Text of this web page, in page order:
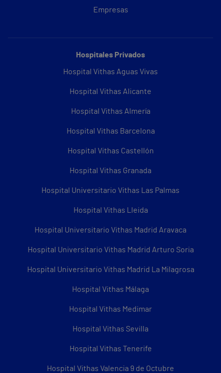
Empresas
Hospitales Privados
Hospital Vithas Aguas Vivas
Hospital Vithas Alicante
Hospital Vithas Almería
Hospital Vithas Barcelona
Hospital Vithas Castellón
Hospital Vithas Granada
Hospital Universitario Vithas Las Palmas
Hospital Vithas Lleida
Hospital Universitario Vithas Madrid Aravaca
Hospital Universitario Vithas Madrid Arturo Soria
Hospital Universitario Vithas Madrid La Milagrosa
Hospital Vithas Málaga
Hospital Vithas Medimar
Hospital Vithas Sevilla
Hospital Vithas Tenerife
Hospital Vithas Valencia 9 de Octubre